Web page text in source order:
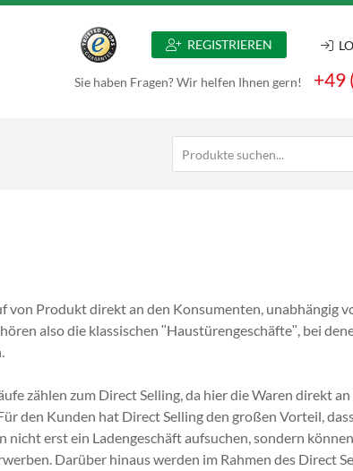
REGISTRIEREN
Sie haben Fragen? Wir helfen Ihnen gern! +49
Produkt direkt an den Konsumenten, unabhängig
also die klassischen ʺHaustürengeschäfteʺ, bei
zählen zum Direct Selling, da hier die Waren direkt
den Kunden hat Direct Selling den großen Vorteil,
erst ein Ladengeschäft aufsuchen, sondern
Darüber hinaus werden im Rahmen des Direct